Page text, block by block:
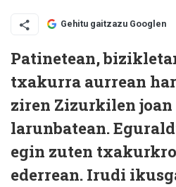
Gehitu gaitzazu Googlen
Patinetean,
txakurra aurrean
ziren Zizurkilen joan
larunbatean.
egin zuten
ederrean. Irudi